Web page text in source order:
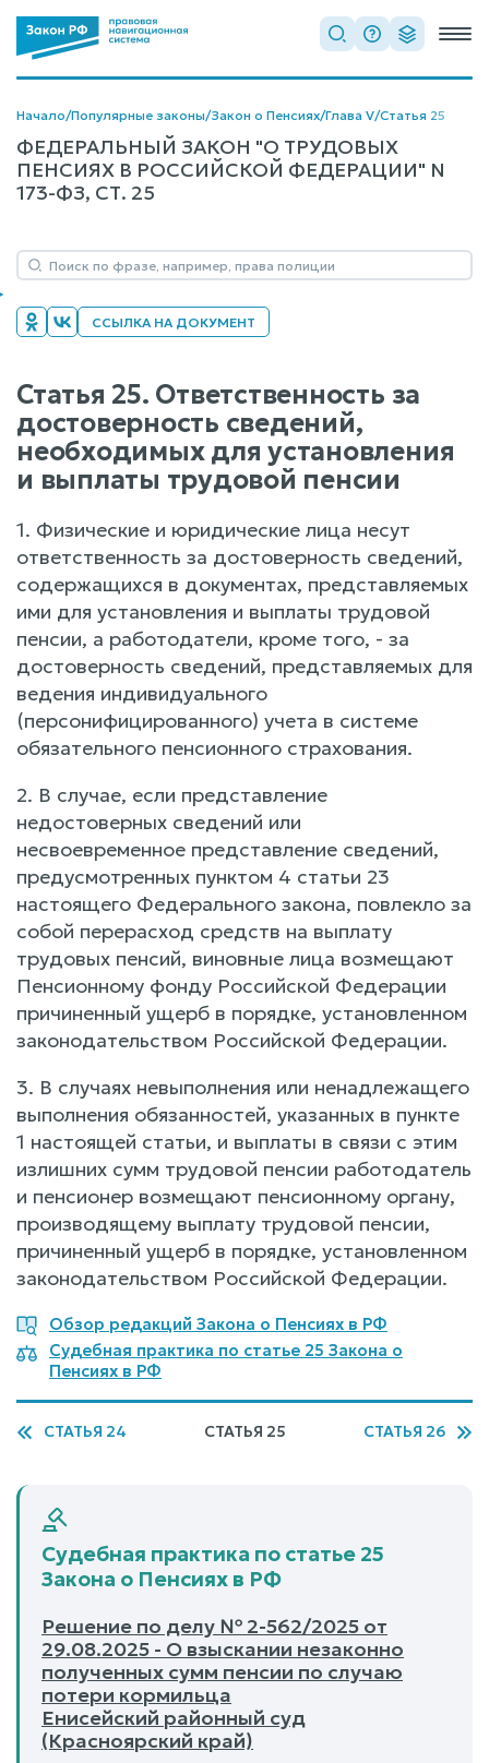
Начало/Популярные законы/Закон о Пенсиях/Глава V/Статья 25
ФЕДЕРАЛЬНЫЙ ЗАКОН "О ТРУДОВЫХ
ПЕНСИЯХ В РОССИЙСКОЙ ФЕДЕРАЦИИ" N
173-ФЗ, СТ. 25
ССЫЛКА НА ДОКУМЕНТ
Статья 25. Ответственность за
достоверность сведений,
необходимых для установления
и выплаты трудовой пенсии
1. Физические и юридические лица несут
ответственность за достоверность сведений,
содержащихся в документах, представляемых
ими для установления и выплаты трудовой
пенсии, а работодатели, кроме того, - за
достоверность сведений, представляемых для
ведения индивидуального
(персонифицированного) учета в системе
обязательного пенсионного страхования.
2. В случае, если представление
недостоверных сведений или
несвоевременное представление сведений,
предусмотренных пунктом 4 статьи 23
настоящего Федерального закона, повлекло за
собой перерасход средств на выплату
трудовых пенсий, виновные лица возмещают
Пенсионному фонду Российской Федерации
причиненный ущерб в порядке, установленном
законодательством Российской Федерации.
3. В случаях невыполнения или ненадлежащего
выполнения обязанностей, указанных в пункте
1 настоящей статьи, и выплаты в связи с этим
излишних сумм трудовой пенсии работодатель
и пенсионер возмещают пенсионному органу,
производящему выплату трудовой пенсии,
причиненный ущерб в порядке, установленном
законодательством Российской Федерации.
Обзор редакций Закона о Пенсиях в РФ
Судебная практика по статье 25 Закона о
Пенсиях в РФ
СТАТЬЯ 24 СТАТЬЯ 25 СТАТЬЯ 26
Судебная практика по статье 25
Закона о Пенсиях в РФ
Решение по делу № 2-562/2025 от
29.08.2025 - О взыскании незаконно
полученных сумм пенсии по случаю
потери кормильца
Енисейский районный суд
(Красноярский край)